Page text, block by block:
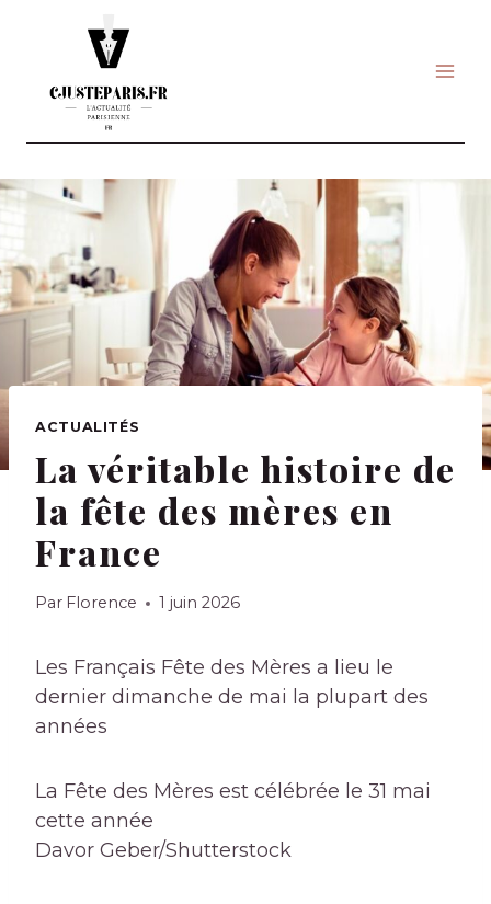
ACTUALITÉS
La véritable histoire de
la fête des mères en
France
Par Florence 1 juin 2026
Les Français Fête des Mères a lieu le
dernier dimanche de mai la plupart des
années
La Fête des Mères est célébrée le 31 mai
cette année
Davor Geber/Shutterstock